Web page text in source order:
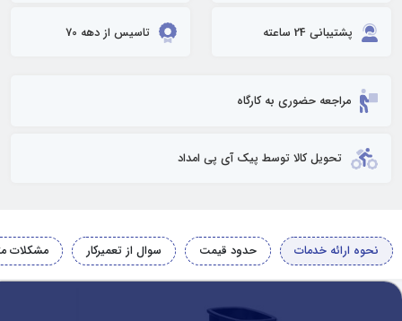
پشتیبانی 24 ساعته تاسیس از دهه 70
مراجعه حضوری به کارگاه
تحویل کالا توسط پیک آی پی امداد
نحوه ارائه خدمات حدود قیمت سوال از تعمیرکار مشکلات